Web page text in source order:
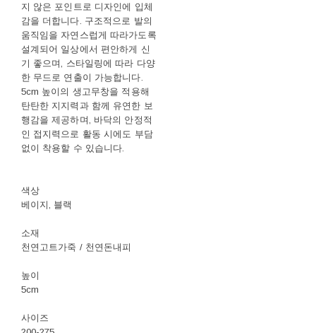
지 않은 포인트로 디자인에 입체
감을 더합니다. 구조적으로 발의
움직임을 자연스럽게 따라가도록
설계되어 일상에서 편안하게 신
기 좋으며, 스타일링에 따라 다양
한 무드로 연출이 가능합니다.
5cm 높이의 생고무창을 적용해
탄탄한 지지력과 함께 유연한 보
행감을 제공하며, 바닥의 안정적
인 접지력으로 활동 시에도 부담
없이 착용할 수 있습니다.
색상
베이지, 블랙
소재
천연고트가죽 / 천연돈내피
높이
5cm
사이즈